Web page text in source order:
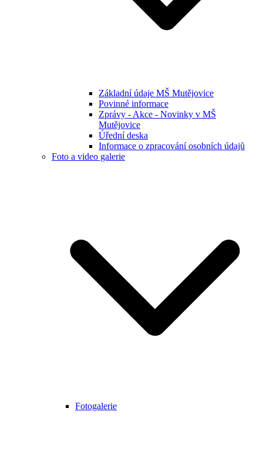
Základní údaje MŠ Mutějovice
Povinné informace
Zprávy - Akce - Novinky v MŠ
Mutějovice
Úřední deska
Informace o zpracování osobních údajů
Foto a video galerie
Fotogalerie